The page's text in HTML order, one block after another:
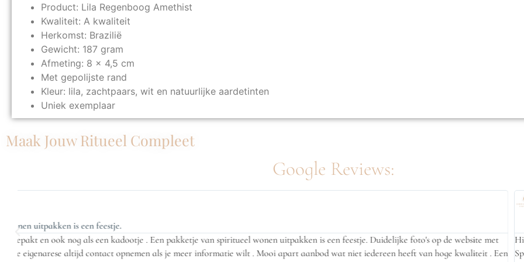
Product: Lila Regenboog Amethist
Kwaliteit: A kwaliteit
Herkomst: Brazilië
Gewicht: 187 gram
Afmeting: 8 x 4,5 cm
Met gepolijste rand
Kleur: lila, zachtpaars, wit en natuurlijke aardetinten
Uniek exemplaar
Maak Jouw Ritueel Compleet
Google Reviews:
Bestellen bij Spiritueel Wonen stelt nooit teleur!
Hier moet je zijn voor de mooiste edelstenen! Altijd kwaliteit, goede service, snelle verzending. Alles wordt met liefde ingepakt en dat
Spiritueel Wonen stelt nooit teleur!